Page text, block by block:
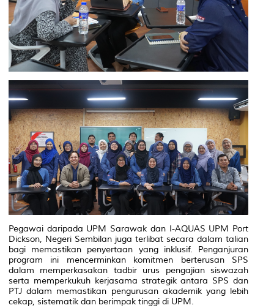
Pegawai daripada UPM Sarawak dan I-AQUAS UPM Port
Dickson, Negeri Sembilan juga terlibat secara dalam talian
bagi memastikan penyertaan yang inklusif. Penganjuran
program ini mencerminkan komitmen berterusan SPS
dalam memperkasakan tadbir urus pengajian siswazah
serta memperkukuh kerjasama strategik antara SPS dan
PTJ dalam memastikan pengurusan akademik yang lebih
cekap, sistematik dan berimpak tinggi di UPM.